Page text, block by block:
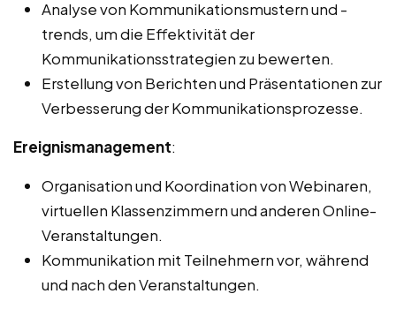
Analyse von Kommunikationsmustern und -
trends, um die Effektivität der
Kommunikationsstrategien zu bewerten.
Erstellung von Berichten und Präsentationen zur
Verbesserung der Kommunikationsprozesse.
Ereignismanagement:
Organisation und Koordination von Webinaren,
virtuellen Klassenzimmern und anderen Online-
Veranstaltungen.
Kommunikation mit Teilnehmern vor, während
und nach den Veranstaltungen.